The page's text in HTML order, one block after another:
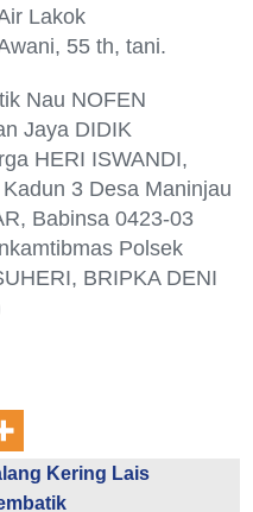
Lakok
55 th, tani.
Nau NOFEN
Jaya DIDIK
HERI ISWANDI,
3 Desa Maninjau
Babinsa 0423-03
Polsek
BRIPKA DENI
Kering Lais